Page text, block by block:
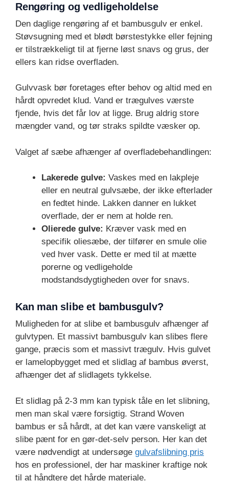
Rengøring og vedligeholdelse
Den daglige rengøring af et bambusgulv er enkel.
Støvsugning med et blødt børstestykke eller fejning
er tilstrækkeligt til at fjerne løst snavs og grus, der
ellers kan ridse overfladen.
Gulvvask bør foretages efter behov og altid med en
hårdt opvredet klud. Vand er trægulves værste
fjende, hvis det får lov at ligge. Brug aldrig store
mængder vand, og tør straks spildte væsker op.
Valget af sæbe afhænger af overfladebehandlingen:
Lakerede gulve: Vaskes med en lakpleje
eller en neutral gulvsæbe, der ikke efterlader
en fedtet hinde. Lakken danner en lukket
overflade, der er nem at holde ren.
Olierede gulve: Kræver vask med en
specifik oliesæbe, der tilfører en smule olie
ved hver vask. Dette er med til at mætte
porerne og vedligeholde
modstandsdygtigheden over for snavs.
Kan man slibe et bambusgulv?
Muligheden for at slibe et bambusgulv afhænger af
gulvtypen. Et massivt bambusgulv kan slibes flere
gange, præcis som et massivt trægulv. Hvis gulvet
er lamelopbygget med et slidlag af bambus øverst,
afhænger det af slidlagets tykkelse.
Et slidlag på 2-3 mm kan typisk tåle en let slibning,
men man skal være forsigtig. Strand Woven
bambus er så hårdt, at det kan være vanskeligt at
slibe pænt for en gør-det-selv person. Her kan det
være nødvendigt at undersøge gulvafslibning pris
hos en professionel, der har maskiner kraftige nok
til at håndtere det hårde materiale.